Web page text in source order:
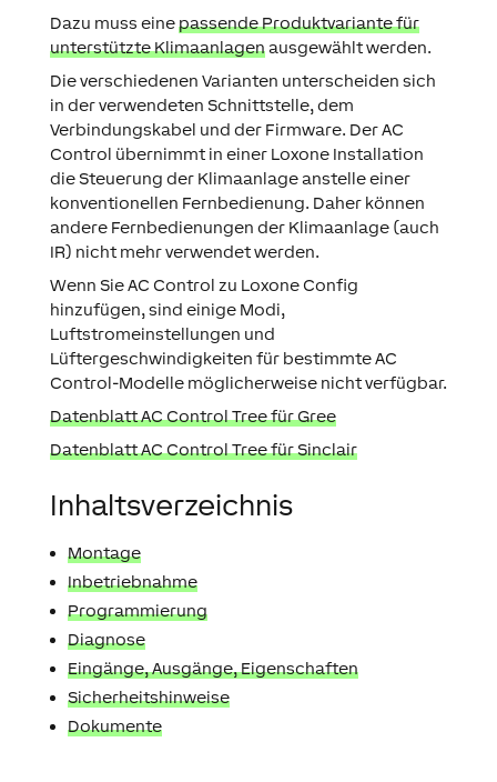
Dazu muss einepassende Produktvariante für
unterstützte Klimaanlagenausgewählt werden.
Die verschiedenen Varianten unterscheiden sich
in der verwendeten Schnittstelle, dem
Verbindungskabel und der Firmware. Der AC
Control übernimmt in einer Loxone Installation
die Steuerung der Klimaanlage anstelle einer
konventionellen Fernbedienung. Daher können
andere Fernbedienungen der Klimaanlage (auch
IR) nicht mehr verwendet werden.
Wenn Sie AC Control zu Loxone Config
hinzufügen, sind einige Modi,
Luftstromeinstellungen und
Lüftergeschwindigkeiten für bestimmte AC
Control-Modelle möglicherweise nicht verfügbar.
Datenblatt AC Control Tree für Gree
Datenblatt AC Control Tree für Sinclair
Inhaltsverzeichnis
Montage
Inbetriebnahme
Programmierung
Diagnose
Eingänge, Ausgänge, Eigenschaften
Sicherheitshinweise
Dokumente